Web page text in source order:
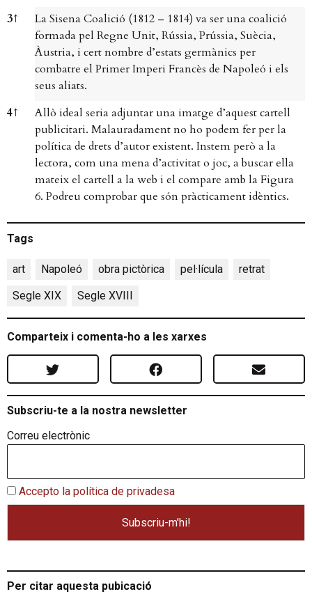
3↑
La Sisena Coalició (1812 – 1814) va ser una coalició
formada pel Regne Unit, Rússia, Prússia, Suècia,
Àustria, i cert nombre d’estats germànics per
combatre el Primer Imperi Francès de Napoleó i els
seus aliats.
4↑
Allò ideal seria adjuntar una imatge d’aquest cartell
publicitari. Malauradament no ho podem fer per la
política de drets d’autor existent. Instem però a la
lectora, com una mena d’activitat o joc, a buscar ella
mateix el cartell a la web i el compare amb la Figura
6. Podreu comprobar que són pràcticament idèntics.
Tags
art Napoleó obra pictòrica pel·lícula retrat
Segle XIX
Segle XVIII
Comparteix i comenta-ho a les xarxes
Subscriu-te a la nostra newsletter
Correu electrònic
Accepto la política de privadesa
Per citar aquesta pubicació